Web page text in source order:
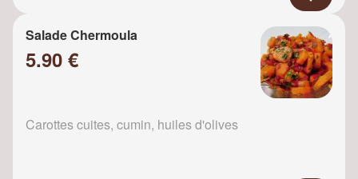
Salade Chermoula
5.90 €
Carottes cuites, cumin, huiles d'olives